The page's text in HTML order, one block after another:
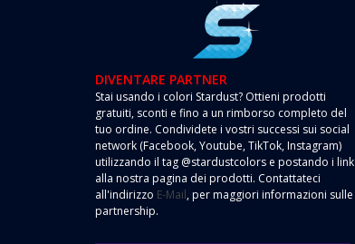
DIVENTARE PARTNER
Stai usando i colori Stardust? Ottieni prodotti
gratuiti, sconti e fino a un rimborso completo del
tuo ordine. Condividete i vostri successi sui social
network (Facebook, Youtube, TikTok, Instagram)
utilizzando il tag @stardustcolors e postando i link
alla nostra pagina dei prodotti. Contattateci
all'indirizzo E-Mail, per maggiori informazioni sulle
partnership.